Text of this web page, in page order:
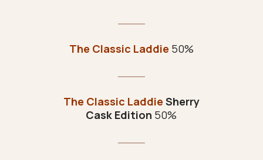
The Classic Laddie 50%
The Classic Laddie Sherry
Cask Edition 50%